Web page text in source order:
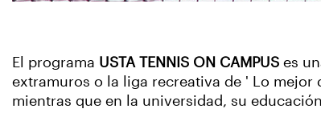
El programa USTA TENNIS ON CAMPUS es
extramuros o la liga recreativa de ' Lo
mientras que en la universidad, su